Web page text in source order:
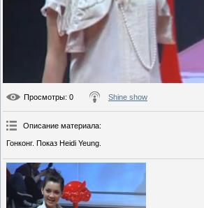
Просмотры: 0 Shine show
Описание материала:
Гонконг. Показ Heidi Yeung.